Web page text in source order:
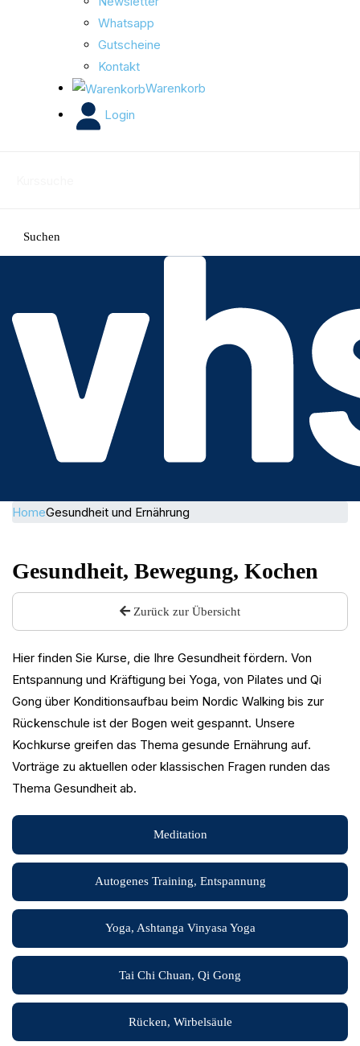
Whatsapp
Gutscheine
Kontakt
Warenkorb
Login
Suchen
HomeGesundheit und Ernährung
Gesundheit, Bewegung, Kochen
Zurück zur Übersicht
Hier finden Sie Kurse, die Ihre Gesundheit fördern. Von
Entspannung und Kräftigung bei Yoga, von Pilates und Qi
Gong über Konditionsaufbau beim Nordic Walking bis zur
Rückenschule ist der Bogen weit gespannt. Unsere
Kochkurse greifen das Thema gesunde Ernährung auf.
Vorträge zu aktuellen oder klassischen Fragen runden das
Thema Gesundheit ab.
Meditation
Autogenes Training, Entspannung
Yoga, Ashtanga Vinyasa Yoga
Tai Chi Chuan, Qi Gong
Rücken, Wirbelsäule